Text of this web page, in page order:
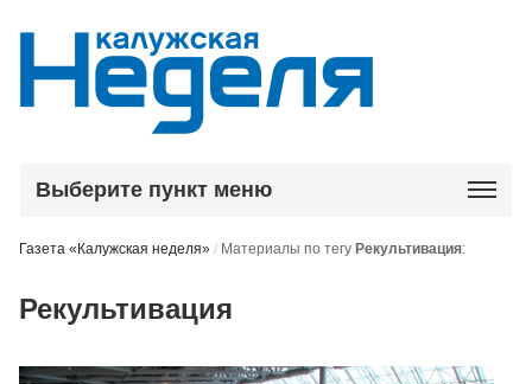
Выберите пункт меню
Газета «Калужская неделя» / Материалы по тегу Рекультивация:
Рекультивация